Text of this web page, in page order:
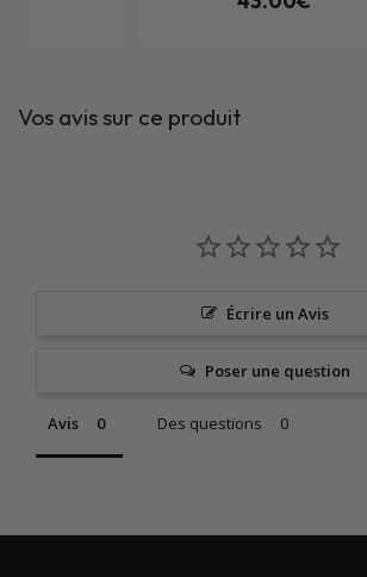
Vos avis sur ce produit
Écrire un Avis
Poser une question
Avis Des questions